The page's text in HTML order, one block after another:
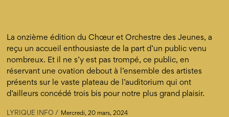
La onzième édition du Chœur et Orchestre des Jeunes, a
reçu un accueil enthousiaste de la part d’un public venu
nombreux. Et il ne s’y est pas trompé, ce public, en
réservant une ovation debout à l’ensemble des artistes
présents sur le vaste plateau de l’auditorium qui ont
d’ailleurs concédé trois bis pour notre plus grand plaisir.
LYRIQUE INFO
Mercredi, 20 mars, 2024